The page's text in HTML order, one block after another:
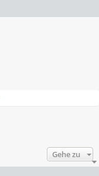
Gehe zu